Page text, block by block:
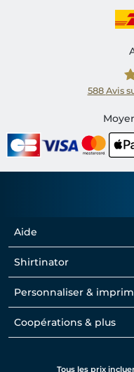
588 Avis
Aide
Shirtinator
Personnaliser &
Coopérations & plus
Tous les prix